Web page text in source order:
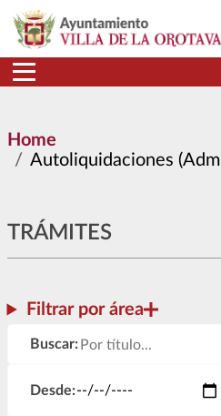
Skip to main content
Home
Autoliquidaciones
TRÁMITES
Filtrar por área
Buscar:
Desde: